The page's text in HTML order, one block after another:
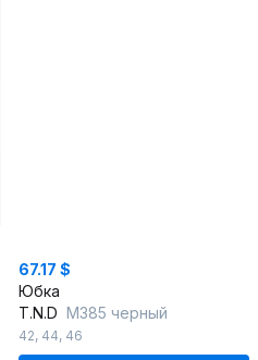
67.17 $
Юбка
T.N.D М385 черный
42, 44, 46